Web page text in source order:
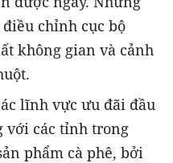
chỉnh cục bộ
không gian và cảnh
lĩnh vực ưu đãi đầu
với các tỉnh trong
phẩm cà phê, bởi